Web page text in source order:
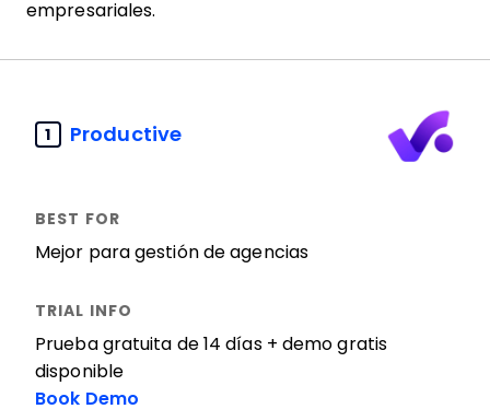
empresariales.
1 Productive
Mejor para gestión de agencias
Prueba gratuita de 14 días + demo gratis
disponible
Book Demo